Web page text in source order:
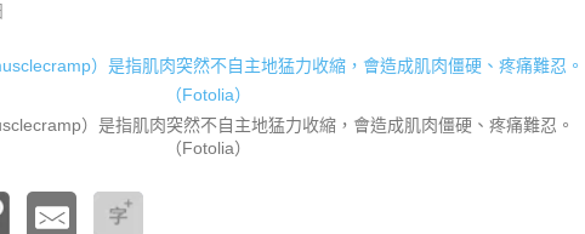
）是指肌肉突然不自主地猛力收縮，會造成肌肉僵硬、疼痛難忍。
（Fotolia）